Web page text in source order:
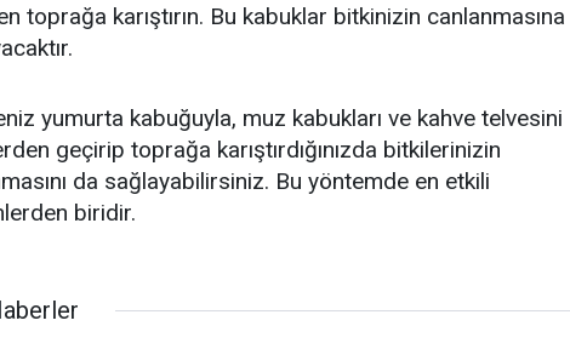
toprağa karıştırın. Bu kabuklar bitkinizin canlanmasına
yumurta kabuğuyla, muz kabukları ve kahve telvesini
geçirip toprağa karıştırdığınızda bitkilerinizin
da sağlayabilirsiniz. Bu yöntemde en etkili
biridir.